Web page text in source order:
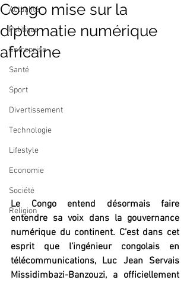
Actualité
Politique
Entreprise
Santé
Sport
Divertissement
Technologie
Lifestyle
Economie
Société
Religion
Congo mise sur la
diplomatie numérique
africaine
Le Congo entend désormais faire
entendre sa voix dans la gouvernance
numérique du continent. C’est dans cet
esprit que l’ingénieur congolais en
télécommunications, Luc Jean Servais
Missidimbazi-Banzouzi, a officiellement